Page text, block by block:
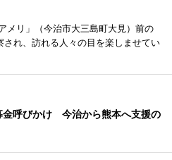
メリ」（今治市大三島町大見）前の
れ、訪れる人々の目を楽しませてい
金呼びかけ 今治から熊本へ支援の